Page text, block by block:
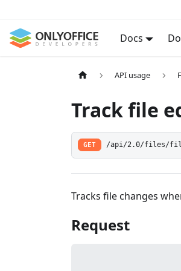
Docs
API usage
Track file
GET /api/2.0/files/
Tracks file changes
Request